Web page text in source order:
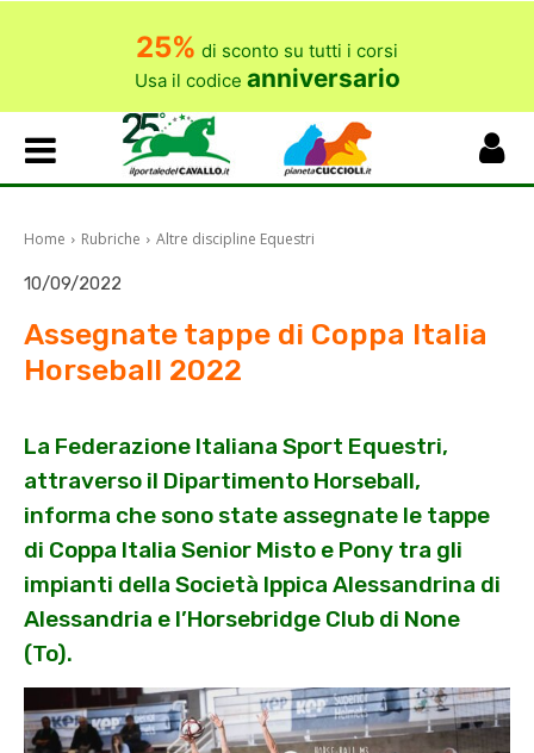
25% di sconto su tutti i corsi
Usa il codice anniversario
Home Rubriche Altre discipline Equestri
10/09/2022
Assegnate tappe di Coppa Italia
Horseball 2022
La Federazione Italiana Sport Equestri,
attraverso il Dipartimento Horseball,
informa che sono state assegnate le tappe
di Coppa Italia Senior Misto e Pony tra gli
impianti della Società Ippica Alessandrina di
Alessandria e l’Horsebridge Club di None
(To).